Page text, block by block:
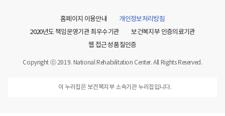
홈페이지 이용안내
개인정보처리방침
2020년도 책임운영기관 최우수기관
보건복지부 인증의료기관
웹 접근성 품질인증
Copyright ⓒ 2019. National Rehabilitation Center. All Rights Reserved.
이 누리집은 보건복지부 소속기관 누리집입니다.